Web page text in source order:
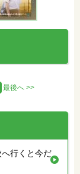
最後へ >>
へ行くと今だ